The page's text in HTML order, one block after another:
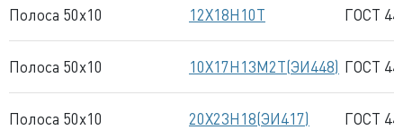
Полоса 50x10 12Х18Н10Т ГОСТ
Полоса 50x10 10Х17Н13М2Т(ЭИ448) ГОСТ
Полоса 50x10 20Х23Н18(ЭИ417) ГОСТ